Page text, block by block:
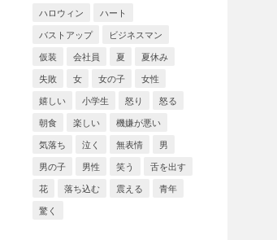
ハロウィン ハート
バストアップ ビジネスマン
仮装 会社員 夏 夏休み
失敗 女 女の子 女性
嬉しい 小学生 怒り 怒る
朝食 楽しい 機嫌が悪い
気落ち 泣く 無表情 男
男の子 男性 笑う 舌を出す
花 落ち込む 震える 青年
驚く